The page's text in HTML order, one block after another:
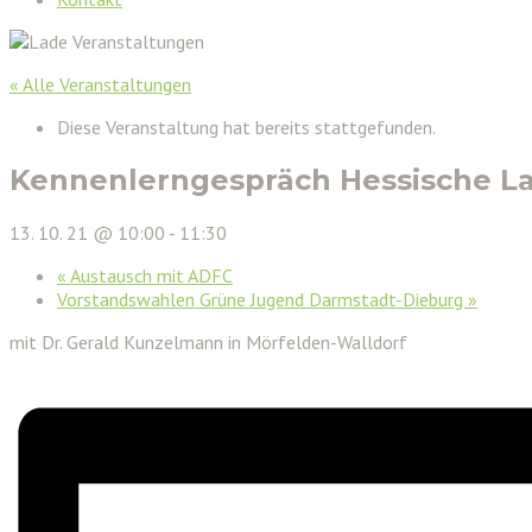
« Alle Veranstaltungen
Diese Veranstaltung hat bereits stattgefunden.
Kennenlerngespräch Hessische
13. 10. 21 @ 10:00 - 11:30
« Austausch mit ADFC
Vorstandswahlen Grüne Jugend Darmstadt-Dieburg »
mit Dr. Gerald Kunzelmann in Mörfelden-Walldorf